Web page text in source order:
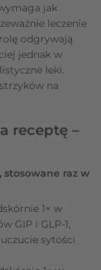
jak
leczenie
odgrywają
jednak w
leki.
na
receptę –
stosowane raz w
1× w
GIP i GLP-1,
sytości